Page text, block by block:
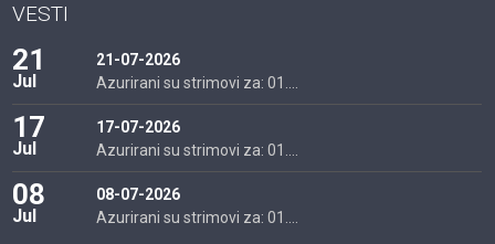
VESTI
21
Jul
21-07-2026
Azurirani su strimovi za: 01....
17
Jul
17-07-2026
Azurirani su strimovi za: 01....
08
Jul
08-07-2026
Azurirani su strimovi za: 01....